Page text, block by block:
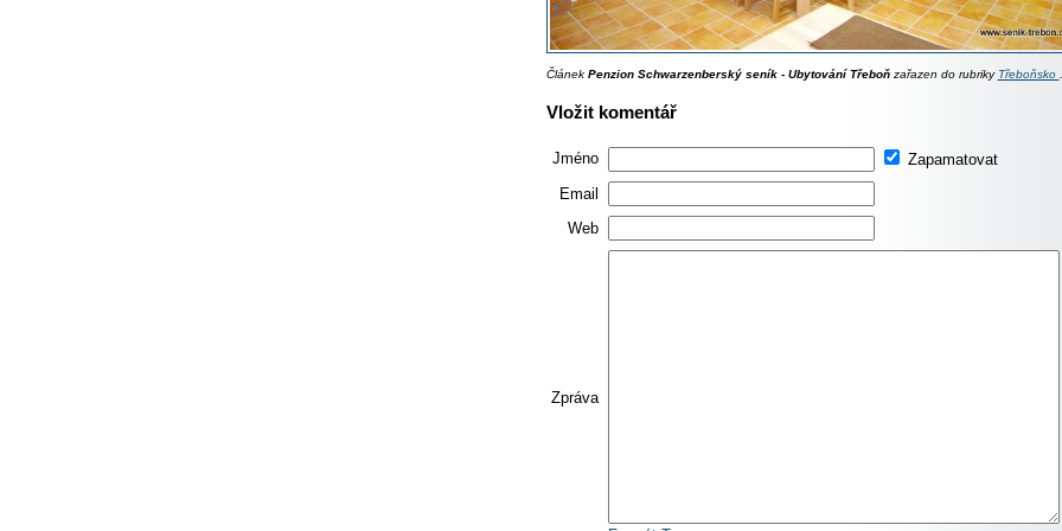
Článek Penzion Schwarzenberský seník - Ubytování Třeboňzařazen do rubriky Třeboňsko .
Vložit komentář
Jméno
Zapamatovat
Email
Web
Zpráva